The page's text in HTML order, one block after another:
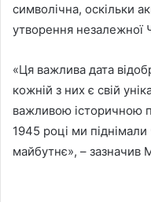
символічна, оскільки
утворення незалежної
«Ця важлива дата
кожній з них є свій
важливою історичною
1945 році ми
майбутнє», – зазначив